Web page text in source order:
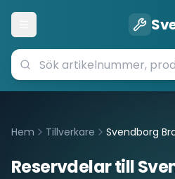
Öppna meny
Hem Tillverkare Svendborg
Reservdelar till